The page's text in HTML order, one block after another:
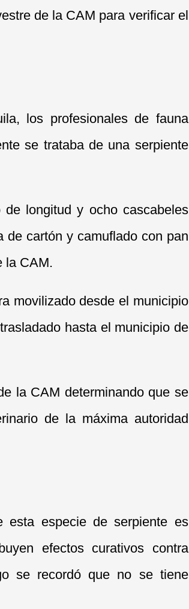
de la CAM para verificar el
los profesionales de fauna
se trataba de una serpiente
longitud y ocho cascabeles
cartón y camuflado con pan
la CAM.
movilizado desde el municipio
hasta el municipio de
la CAM determinando que se
de la máxima autoridad
esta especie de serpiente es
efectos curativos contra
se recordó que no se tiene